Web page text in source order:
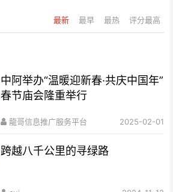
最新 最早 最热 评分最高
中阿举办“温暖迎新春·共庆中国年”
春节庙会隆重举行
龍哥信息推广服务平台 2025-02-01
跨越八千公里的寻绿路